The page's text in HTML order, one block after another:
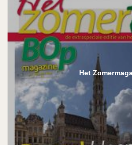
Het